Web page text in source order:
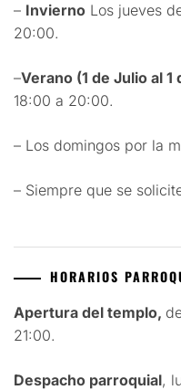
– Invierno Los jueves
20:00.
–Verano (1 de Julio al
18:00 a 20:00.
– Los domingos por la
– Siempre que se
HORARIOS
Apertura del templo,
21:00.
Despacho parroquial,